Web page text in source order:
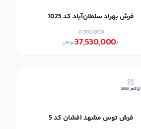
فرش بهراد سلطان‌آباد کد 1025
41,700,000
از37,530,000تومان
تراکم 2550
فرش توس مشهد افشان کد 5